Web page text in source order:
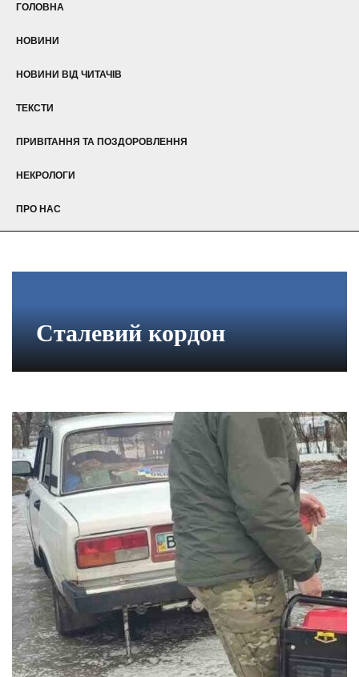
ГОЛОВНА
НОВИНИ
НОВИНИ ВІД ЧИТАЧІВ
ТЕКСТИ
ПРИВІТАННЯ ТА ПОЗДОРОВЛЕННЯ
НЕКРОЛОГИ
ПРО НАС
Сталевий кордон